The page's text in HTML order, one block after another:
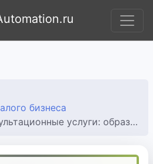
бизнеса
услуги: образец и условия